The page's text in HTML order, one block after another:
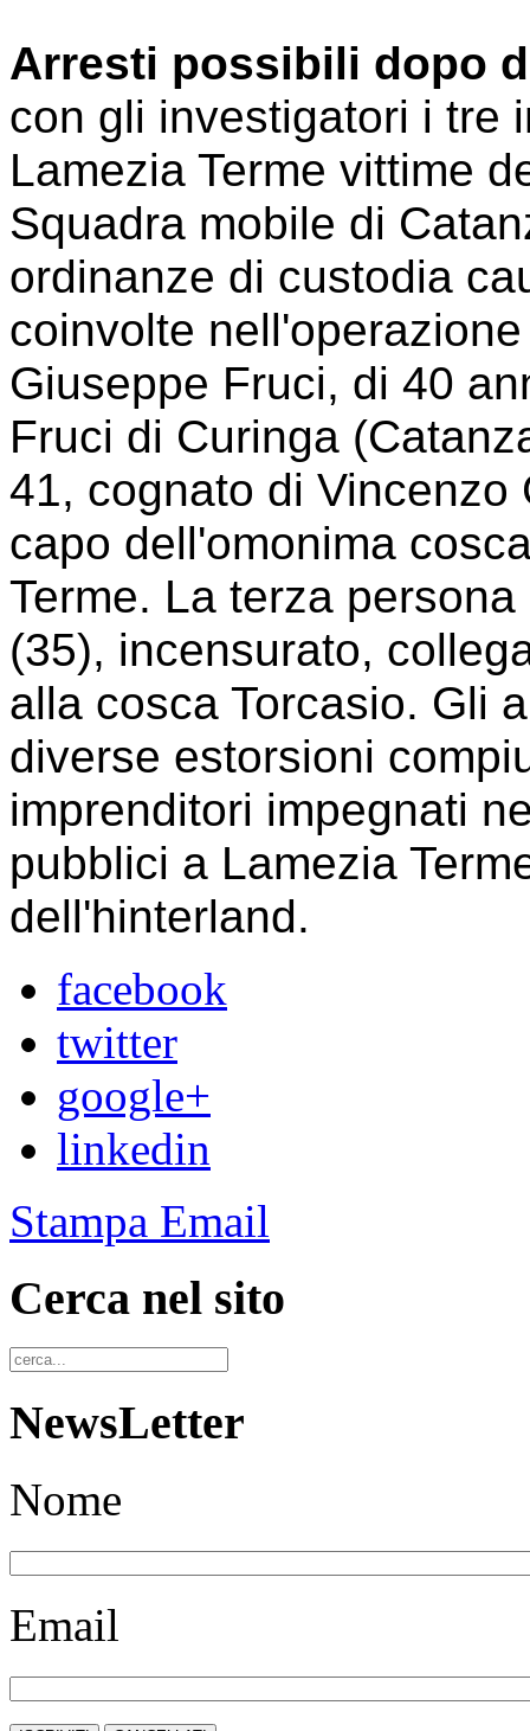
Arresti possibili dopo
con gli investigatori i tre
Lamezia Terme vittime
Squadra mobile di
ordinanze di custodia
coinvolte
Giuseppe Fruci, di 40
Fruci di Curinga
41, cognato di Vincenzo
capo dell'omonima
Terme. La terza
(35), incensurato,
alla cosca Torcasio. Gli
diverse estorsioni
imprenditori impegnati
pubblici a Lamezia
dell'hinterland.
facebook
twitter
google+
linkedin
Stampa Email
Cerca nel sito
NewsLetter
Nome
Email